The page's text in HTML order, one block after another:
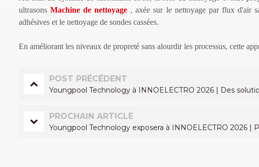
ultrasonsMachine de nettoyage , axée sur le nettoyage par flux d'air
adhésives et le nettoyage de sondes cassées.
En améliorant les niveaux de propreté sans alourdir les processus, cette
POST PRÉCÉDENT
Youngpool Technology à INNOELECTRO 2026 | Des
PROCHAIN ARTICLE
Youngpool Technology exposera à INNOELECTRO 2026